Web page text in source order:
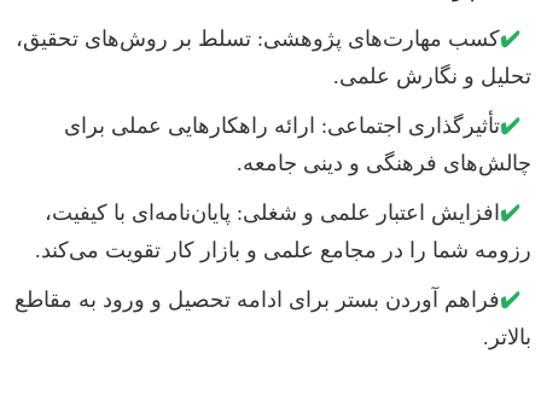
✔️کسب مهارت‌های پژوهشی: تسلط بر روش‌های تحقیق،
تحلیل و نگارش علمی.
✔️تأثیرگذاری اجتماعی: ارائه راهکارهایی عملی برای
چالش‌های فرهنگی و دینی جامعه.
✔️افزایش اعتبار علمی و شغلی: پایان‌نامه‌ای با کیفیت،
رزومه شما را در مجامع علمی و بازار کار تقویت می‌کند.
✔️فراهم آوردن بستر برای ادامه تحصیل و ورود به مقاطع
بالاتر.